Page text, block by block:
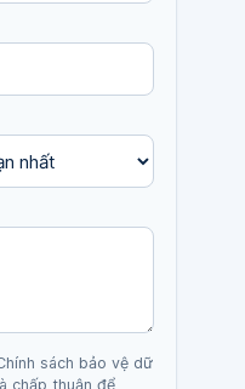
sách bảo vệ dữ
chấp thuận để